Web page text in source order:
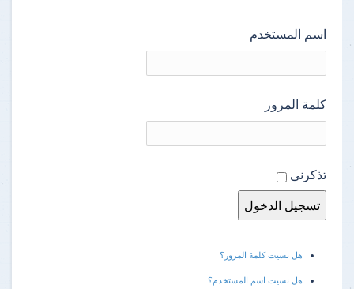
اسم المستخدم
كلمة المرور
تذكرنى
هل نسيت كلمة المرور؟
هل نسيت اسم المستخدم؟